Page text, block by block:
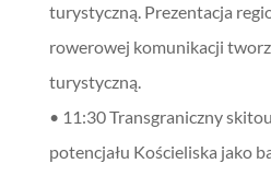
turystyczną. Prezentacja
rowerowej komunikacji
turystyczną.
• 11:30 Transgraniczny
potencjału Kościeliska jako